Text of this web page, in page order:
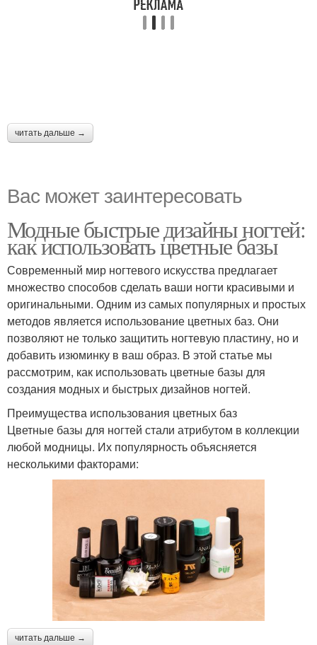
читать дальше →
Вас может заинтересовать
Модные быстрые дизайны ногтей:
как использовать цветные базы
Современный мир ногтевого искусства предлагает
множество способов сделать ваши ногти красивыми и
оригинальными. Одним из самых популярных и простых
методов является использование цветных баз. Они
позволяют не только защитить ногтевую пластину, но и
добавить изюминку в ваш образ. В этой статье мы
рассмотрим, как использовать цветные базы для
создания модных и быстрых дизайнов ногтей.
Преимущества использования цветных баз
Цветные базы для ногтей стали атрибутом в коллекции
любой модницы. Их популярность объясняется
несколькими факторами:
читать дальше →